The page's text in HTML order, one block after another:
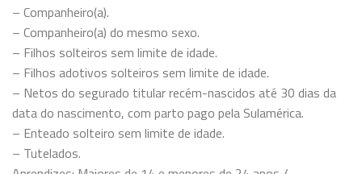
– Companheiro(a).
– Companheiro(a) do mesmo sexo.
– Filhos solteiros sem limite de idade.
– Filhos adotivos solteiros sem limite de idade.
– Netos do segurado titular recém-nascidos até 30 dias da
data do nascimento, com parto pago pela Sulamérica.
– Enteado solteiro sem limite de idade.
– Tutelados.